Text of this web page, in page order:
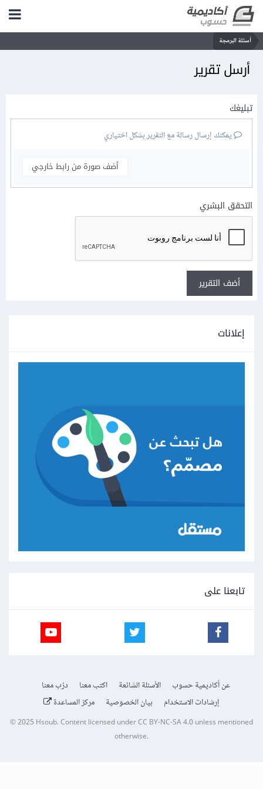
أسئلة البرمجة
أرسل تقرير
تبليغك
يمكنك إرسال رسالة مع التقرير بشكل اختياري
أضف صورة من رابط خارجي
التحقق البشري
أضف التقرير
إعلانات
تابعنا على
عن أكاديمية حسوب الأسئلة الشائعة اكتب معنا
درّب معنا
إرشادات الاستخدام
بيان الخصوصية مركز المساعدة
© 2025 Hsoub.Content licensed underCC BY-NC-SA 4.0unless mentioned
otherwise.